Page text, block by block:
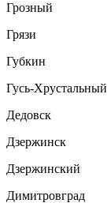
Грозный
Грязи
Губкин
Гусь-Хрустальный
Дедовск
Дзержинск
Дзержинский
Димитровград